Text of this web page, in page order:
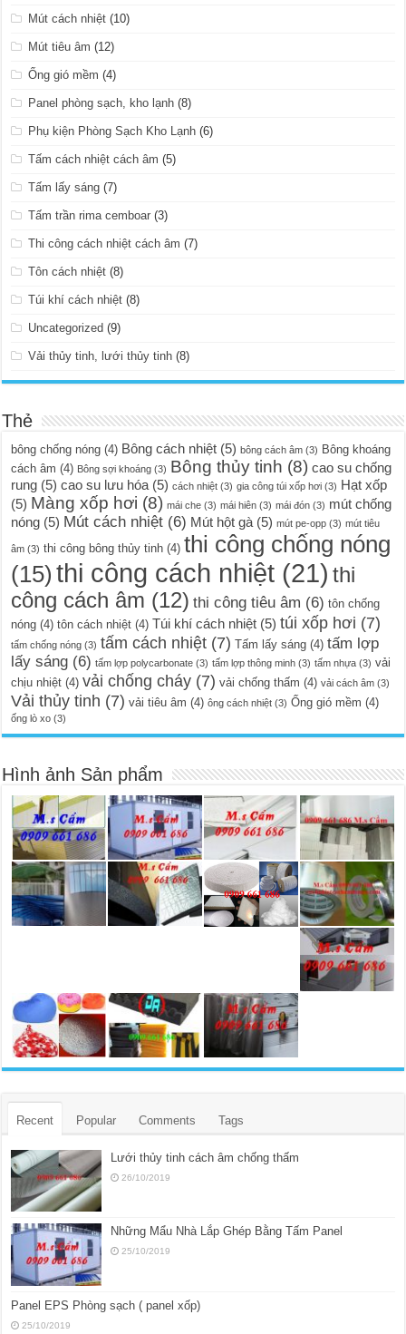
Mút cách nhiệt (10)
Mút tiêu âm (12)
Ống gió mềm (4)
Panel phòng sạch, kho lạnh (8)
Phụ kiện Phòng Sạch Kho Lạnh (6)
Tấm cách nhiệt cách âm (5)
Tấm lấy sáng (7)
Tấm trần rima cemboar (3)
Thi công cách nhiệt cách âm (7)
Tôn cách nhiệt (8)
Túi khí cách nhiệt (8)
Uncategorized (9)
Vải thủy tinh, lưới thủy tinh (8)
Thẻ
bông chống nóng (4) Bông cách nhiệt (5) bông cách âm (3) Bông khoáng
cách âm (4) Bông sợi khoáng (3) Bông thủy tinh (8) cao su chống
rung (5) cao su lưu hóa (5) cách nhiệt (3) gia công túi xốp hơi (3) Hạt xốp
(5) Màng xốp hơi (8) mái che (3) mái hiên (3) mái đón (3) mút chống
nóng (5) Mút cách nhiệt (6) Mút hột gà (5) mút pe-opp (3) mút tiêu
âm (3) thi công bông thủy tinh (4) thi công chống nóng
(15) thi công cách nhiệt (21) thi
công cách âm (12) thi công tiêu âm (6) tôn chống
nóng (4) tôn cách nhiệt (4) Túi khí cách nhiệt (5) túi xốp hơi (7)
tấm chống nóng (3) tấm cách nhiệt (7) Tấm lấy sáng (4) tấm lợp
lấy sáng (6) tấm lợp polycarbonate (3) tấm lợp thông minh (3) tấm nhựa (3) vải
chịu nhiệt (4) vải chống cháy (7) vải chống thấm (4) vải cách âm (3)
Vải thủy tinh (7) vải tiêu âm (4) ông cách nhiệt (3) Ống gió mềm (4)
ống lò xo (3)
Hình ảnh Sản phẩm
Recent Popular Comments Tags
Lưới thủy tinh cách âm chống thấm
26/10/2019
Những Mẩu Nhà Lắp Ghép Bằng Tấm Panel
25/10/2019
Panel EPS Phòng sạch ( panel xốp)
25/10/2019